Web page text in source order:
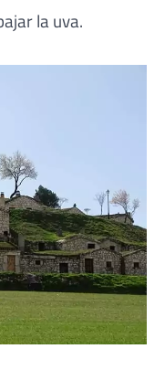
la uva.